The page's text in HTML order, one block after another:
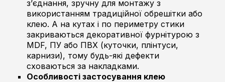
з’єднання, зручну для монтажу з
використанням традиційної обрешітки або
клею. А на кутах і по периметру стики
закриваються декоративної фурнітурою з
MDF, ПУ або ПВХ (куточки, плінтуси,
карнизи), тому будь-які дефекти
сховаються за накладками.
Особливості застосування клею